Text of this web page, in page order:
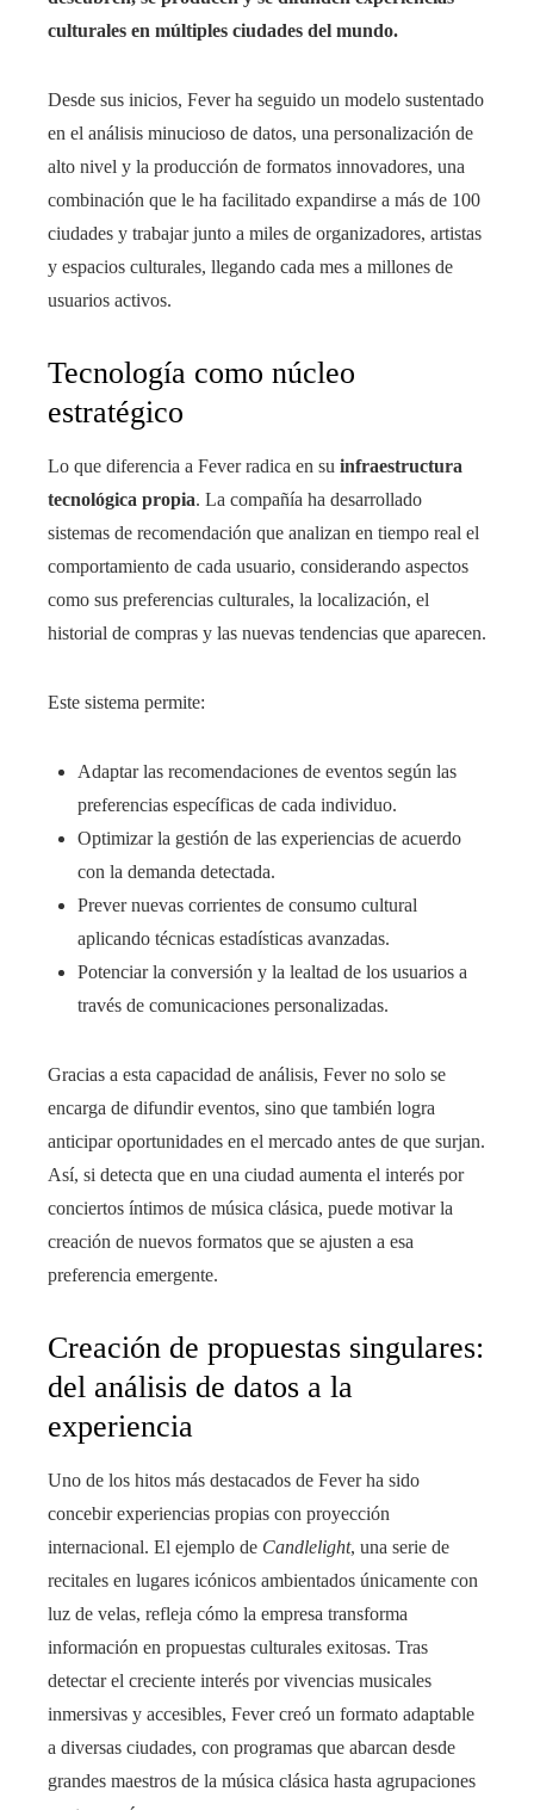
culturales en múltiples ciudades del mundo.
Desde sus inicios, Fever ha seguido un modelo sustentado
en el análisis minucioso de datos, una personalización de
alto nivel y la producción de formatos innovadores, una
combinación que le ha facilitado expandirse a más de 100
ciudades y trabajar junto a miles de organizadores, artistas
y espacios culturales, llegando cada mes a millones de
usuarios activos.
Tecnología como núcleo
estratégico
Lo que diferencia a Fever radica en su infraestructura
tecnológica propia. La compañía ha desarrollado
sistemas de recomendación que analizan en tiempo real el
comportamiento de cada usuario, considerando aspectos
como sus preferencias culturales, la localización, el
historial de compras y las nuevas tendencias que aparecen.
Este sistema permite:
Adaptar las recomendaciones de eventos según las
preferencias específicas de cada individuo.
Optimizar la gestión de las experiencias de acuerdo
con la demanda detectada.
Prever nuevas corrientes de consumo cultural
aplicando técnicas estadísticas avanzadas.
Potenciar la conversión y la lealtad de los usuarios a
través de comunicaciones personalizadas.
Gracias a esta capacidad de análisis, Fever no solo se
encarga de difundir eventos, sino que también logra
anticipar oportunidades en el mercado antes de que surjan.
Así, si detecta que en una ciudad aumenta el interés por
conciertos íntimos de música clásica, puede motivar la
creación de nuevos formatos que se ajusten a esa
preferencia emergente.
Creación de propuestas singulares:
del análisis de datos a la
experiencia
Uno de los hitos más destacados de Fever ha sido
concebir experiencias propias con proyección
internacional. El ejemplo de Candlelight, una serie de
recitales en lugares icónicos ambientados únicamente con
luz de velas, refleja cómo la empresa transforma
información en propuestas culturales exitosas. Tras
detectar el creciente interés por vivencias musicales
inmersivas y accesibles, Fever creó un formato adaptable
a diversas ciudades, con programas que abarcan desde
grandes maestros de la música clásica hasta agrupaciones